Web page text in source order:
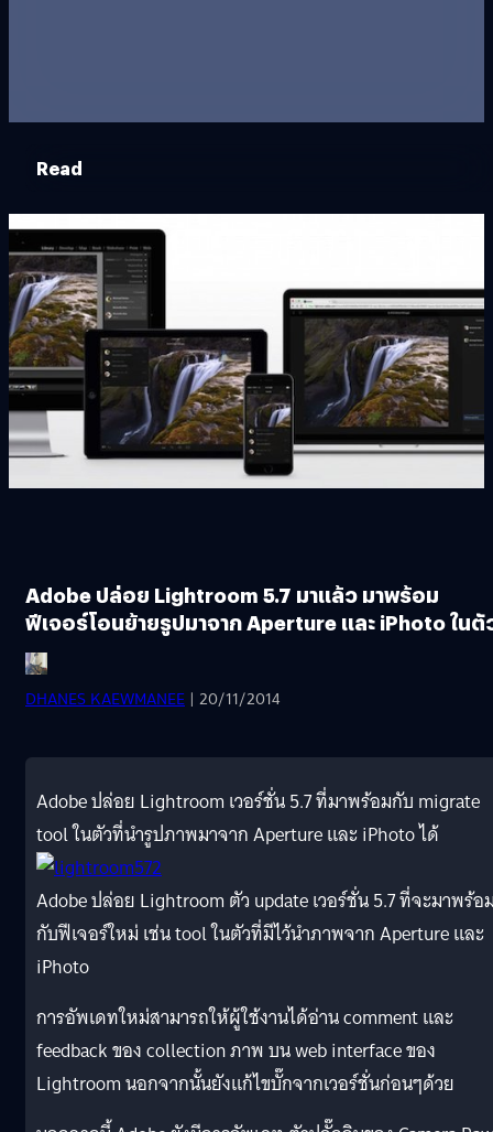
Read
Adobe ปล่อย Lightroom 5.7 มาแล้ว มาพร้อม
ฟีเจอร์โอนย้ายรูปมาจาก Aperture และ iPhoto ในตั
DHANES KAEWMANEE | 20/11/2014
Adobe ปล่อย Lightroom เวอร์ชั่น 5.7 ที่มาพร้อมกับ migrate
tool ในตัวที่นำรูปภาพมาจาก Aperture และ iPhoto ได้
Adobe ปล่อย Lightroom ตัว update เวอร์ชั่น 5.7 ที่จะมาพร้อ
กับฟีเจอร์ใหม่ เช่น tool ในตัวที่มีไว้นำภาพจาก Aperture และ
iPhoto
การอัพเดทใหม่สามารถให้ผู้ใช้งานได้อ่าน comment และ
feedback ของ collection ภาพ บน web interface ของ
Lightroom นอกจากนั้นยังแก้ไขบั๊กจากเวอร์ชั่นก่อนๆด้วย